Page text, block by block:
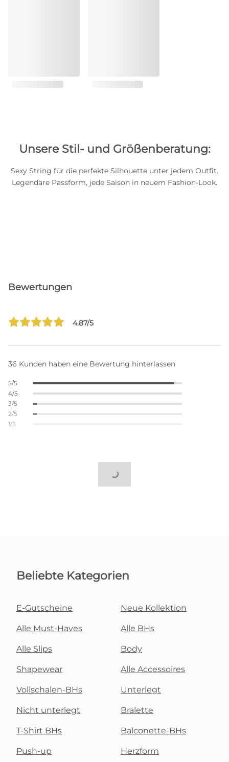
Unsere Stil- und Größenberatung:
Sexy String für die perfekte Silhouette unter jedem Outfit.
Legendäre Passform, jede Saison in neuem Fashion-Look.
Bewertungen
4.87/5
36 Kunden haben eine Bewertung hinterlassen
5/5
4/5
3/5
2/5
1/5
Beliebte Kategorien
E-Gutscheine Neue Kollektion
Alle Must-Haves Alle BHs
Alle Slips Body
Shapewear Alle Accessoires
Vollschalen-BHs Unterlegt
Nicht unterlegt Bralette
T-Shirt BHs Balconette-BHs
Push-up Herzform